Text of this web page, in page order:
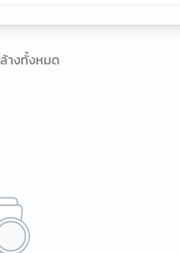
ล้างทั้งหมด